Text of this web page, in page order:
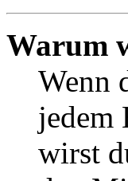
Warum
Wenn
jedem
wirst